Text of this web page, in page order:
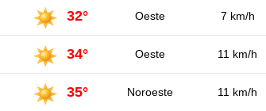
32° Oeste 7 km/h
34° Oeste 11 km/h
35° Noroeste 11 km/h